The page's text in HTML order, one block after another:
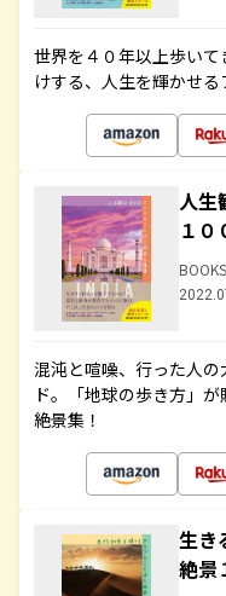
世界を４０年以上歩い
けする、人生を輝かせ
人生
１０
混沌と喧噪、行った人
ド。「地球の歩き方」
絶景集！
生き
絶景